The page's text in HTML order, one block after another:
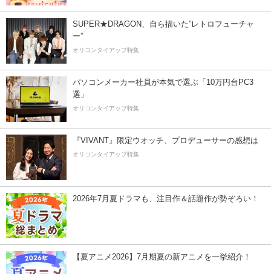
SUPER★DRAGON、自ら描いた”レトロフューチャ
ー”
オリコンタイアップ特集
パソコンメーカー社員が本気で選ぶ「10万円台PC3
選」
オリコンタイアップ特集
『VIVANT』限定ウオッチ、プロデューサーの感想は
オリコンタイアップ特集
2026年7月夏ドラマも、注目作＆話題作が勢ぞろい！
【夏アニメ2026】7月期夏の新アニメを一挙紹介！